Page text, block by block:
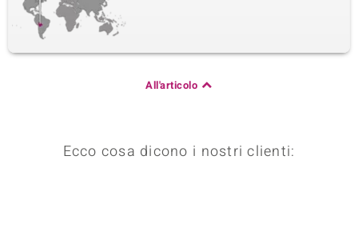
All'articolo
Ecco cosa dicono i nostri clienti: